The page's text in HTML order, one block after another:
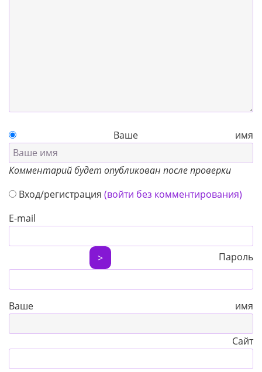
Ваше имя
Комментарий будет опубликован после проверки
Вход/регистрация (войти без комментирования)
E-mail
> Пароль
Ваше имя
Сайт